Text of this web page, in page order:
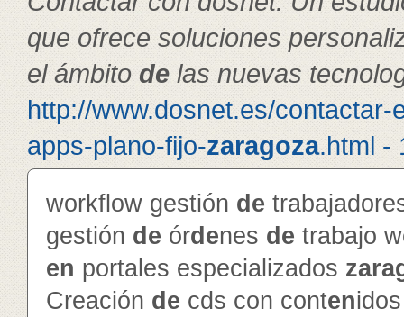
que ofrece soluciones
el ámbitode las nuevas
http://www.dosnet.es/contactar-
apps-plano-fijo-zaragoza.html -
workflow gestión de
gestión de órdenes de trabajo
en portales especializados
Creación de cds con conten